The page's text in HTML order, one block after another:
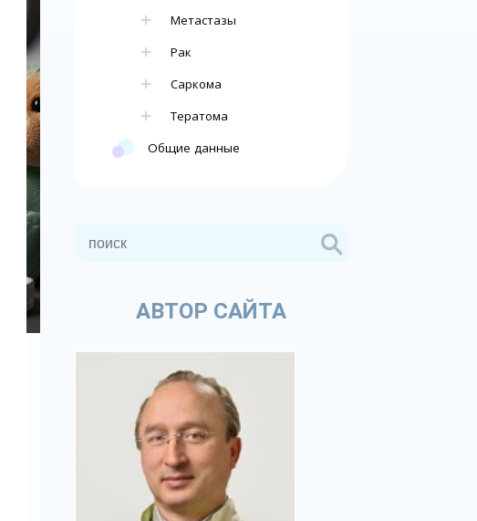
Метастазы
Рак
Саркома
Тератома
Общие данные
АВТОР САЙТА